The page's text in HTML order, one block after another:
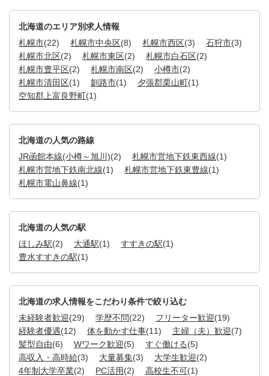
北海道のエリア別求人情報
札幌市(22) 札幌市中央区(8) 札幌市西区(3) 石狩市(3)
札幌市北区(2) 札幌市東区(2) 札幌市白石区(2)
札幌市豊平区(2) 札幌市南区(2) 小樽市(2)
札幌市清田区(1) 釧路市(1) 夕張郡栗山町(1)
空知郡上富良野町(1)
北海道の人気の路線
JR函館本線(小樽～旭川)(2) 札幌市営地下鉄東西線(1)
札幌市営地下鉄南北線(1) 札幌市営地下鉄東豊線(1)
札幌市電山鼻線(1)
北海道の人気の駅
ほしみ駅(2) 大通駅(1) すすきの駅(1)
豊水すすきの駅(1)
北海道の求人情報をこだわり条件で絞り込む
未経験者歓迎(29) 学歴不問(22) フリーター歓迎(19)
経験者優遇(12) 体を動かす仕事(11) 主婦（夫）歓迎(7)
髪型自由(6) Wワーク歓迎(5) すぐ働ける(5)
高収入・高時給(3) 大量募集(3) 大学生歓迎(2)
4年制大学卒業(2) PC活用(2) 高校生不可(1)